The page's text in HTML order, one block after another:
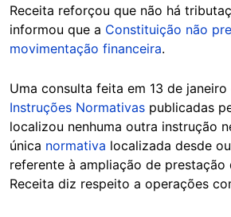
Receita reforçou que não há
informou que a Constituição não
movimentação financeira.
Uma consulta feita em 13 de
Instruções Normativas publicadas
localizou nenhuma outra instrução
única normativa localizada desde
referente à ampliação de prestação
Receita diz respeito a operações